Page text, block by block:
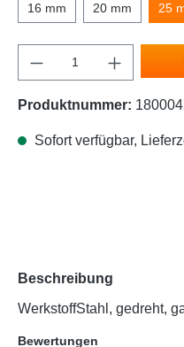
16 mm 20 mm 25
Produktnummer:
Sofort verfügbar,
Beschreibung
WerkstoffStahl, gedreht,
Bewertungen